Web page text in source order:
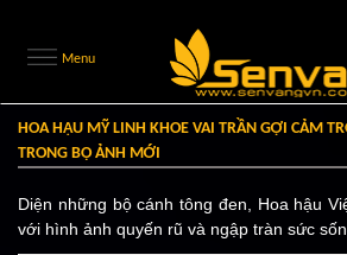
Menu
HOA HẬU MỸ LINH KHOE VAI TRẦN GỢI CẢM
TRONG BỘ ẢNH MỚI
Diện những bộ cánh tông đen, Hoa hậu
với hình ảnh quyến rũ và ngập tràn sức